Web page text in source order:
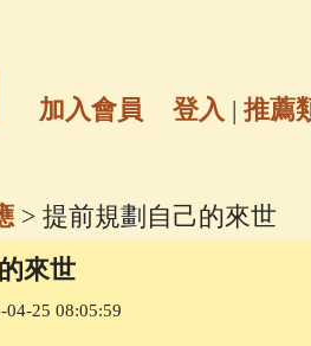
(141) 放生護生 (133)
心秘密全身舍利寶篋印
佛傳(69)
加入會員 登入 | 推薦
> 提前規劃自己的來世
來世
04-25 08:05:59